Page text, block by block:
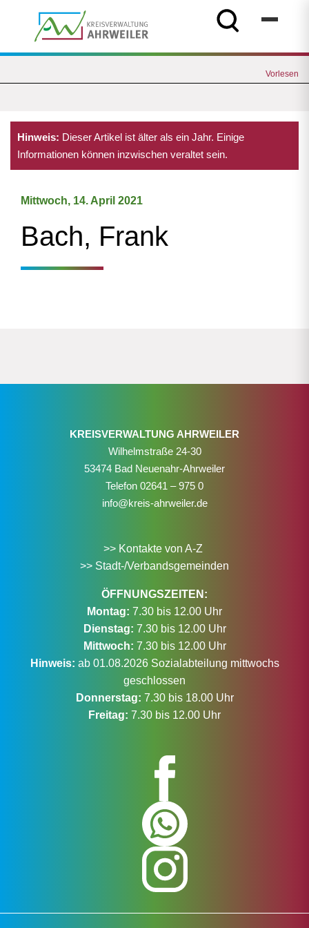
Vorlesen
Hinweis: Dieser Artikel ist älter als ein Jahr. Einige
Informationen können inzwischen veraltet sein.
Mittwoch, 14. April 2021
Bach, Frank
KREISVERWALTUNG AHRWEILER
Wilhelmstraße 24-30
53474 Bad Neuenahr-Ahrweiler
Telefon 02641 – 975 0
info@kreis-ahrweiler.de
>> Kontakte von A-Z
>> Stadt-/Verbandsgemeinden
ÖFFNUNGSZEITEN:
Montag: 7.30 bis 12.00 Uhr
Dienstag: 7.30 bis 12.00 Uhr
Mittwoch: 7.30 bis 12.00 Uhr
Hinweis: ab 01.08.2026 Sozialabteilung mittwochs
geschlossen
Donnerstag: 7.30 bis 18.00 Uhr
Freitag: 7.30 bis 12.00 Uhr